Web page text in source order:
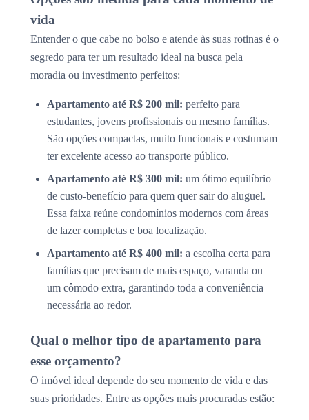
vida
Entender o que cabe no bolso e atende às suas rotinas é o
segredo para ter um resultado ideal na busca pela
moradia ou investimento perfeitos:
Apartamento até R$ 200 mil: perfeito para
estudantes, jovens profissionais ou mesmo famílias.
São opções compactas, muito funcionais e costumam
ter excelente acesso ao transporte público.
Apartamento até R$ 300 mil: um ótimo equilíbrio
de custo-benefício para quem quer sair do aluguel.
Essa faixa reúne condomínios modernos com áreas
de lazer completas e boa localização.
Apartamento até R$ 400 mil: a escolha certa para
famílias que precisam de mais espaço, varanda ou
um cômodo extra, garantindo toda a conveniência
necessária ao redor.
Qual o melhor tipo de apartamento para
esse orçamento?
O imóvel ideal depende do seu momento de vida e das
suas prioridades. Entre as opções mais procuradas estão: